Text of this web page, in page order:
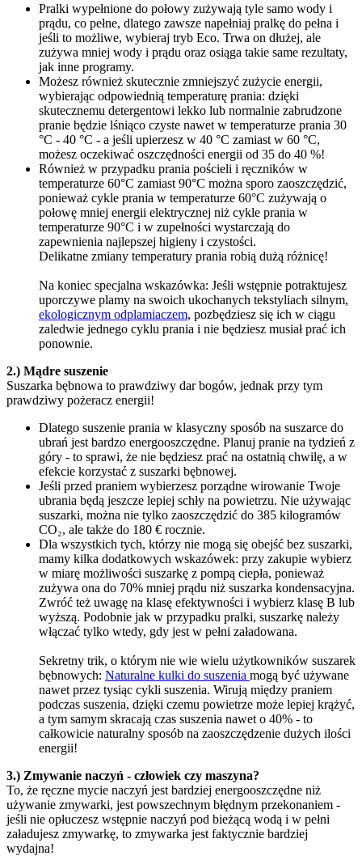
Pralki wypełnione do połowy zużywają tyle samo wody i
prądu, co pełne, dlatego zawsze napełniaj pralkę do pełna i
jeśli to możliwe, wybieraj tryb Eco. Trwa on dłużej, ale
zużywa mniej wody i prądu oraz osiąga takie same rezultaty,
jak inne programy.
Możesz również skutecznie zmniejszyć zużycie energii,
wybierając odpowiednią temperaturę prania: dzięki
skutecznemu detergentowi lekko lub normalnie zabrudzone
pranie będzie lśniąco czyste nawet w temperaturze prania 30
°C - 40 °C - a jeśli upierzesz w 40 °C zamiast w 60 °C,
możesz oczekiwać oszczędności energii od 35 do 40 %!
Również w przypadku prania pościeli i ręczników w
temperaturze 60°C zamiast 90°C można sporo zaoszczędzić,
ponieważ cykle prania w temperaturze 60°C zużywają o
połowę mniej energii elektrycznej niż cykle prania w
temperaturze 90°C i w zupełności wystarczają do
zapewnienia najlepszej higieny i czystości.
Delikatne zmiany temperatury prania robią dużą różnicę!
Na koniec specjalna wskazówka: Jeśli wstępnie potraktujesz
uporczywe plamy na swoich ukochanych tekstyliach silnym,
ekologicznym odplamiaczem, pozbędziesz się ich w ciągu
zaledwie jednego cyklu prania i nie będziesz musiał prać ich
ponownie.
2.) Mądre suszenie
Suszarka bębnowa to prawdziwy dar bogów, jednak przy tym
prawdziwy pożeracz energii!
Dlatego suszenie prania w klasyczny sposób na suszarce do
ubrań jest bardzo energooszczędne. Planuj pranie na tydzień z
góry - to sprawi, że nie będziesz prać na ostatnią chwilę, a w
efekcie korzystać z suszarki bębnowej.
Jeśli przed praniem wybierzesz porządne wirowanie Twoje
ubrania będą jeszcze lepiej schły na powietrzu. Nie używając
suszarki, można nie tylko zaoszczędzić do 385 kilogramów
CO₂, ale także do 180 € rocznie.
Dla wszystkich tych, którzy nie mogą się obejść bez suszarki,
mamy kilka dodatkowych wskazówek: przy zakupie wybierz
w miarę możliwości suszarkę z pompą ciepła, ponieważ
zużywa ona do 70% mniej prądu niż suszarka kondensacyjna.
Zwróć też uwagę na klasę efektywności i wybierz klasę B lub
wyższą. Podobnie jak w przypadku pralki, suszarkę należy
włączać tylko wtedy, gdy jest w pełni załadowana.
Sekretny trik, o którym nie wie wielu użytkowników suszarek
bębnowych: Naturalne kulki do suszenia mogą być używane
nawet przez tysiąc cykli suszenia. Wirują między praniem
podczas suszenia, dzięki czemu powietrze może lepiej krążyć,
a tym samym skracają czas suszenia nawet o 40% - to
całkowicie naturalny sposób na zaoszczędzenie dużych ilości
energii!
3.) Zmywanie naczyń - człowiek czy maszyna?
To, że ręczne mycie naczyń jest bardziej energooszczędne niż
używanie zmywarki, jest powszechnym błędnym przekonaniem -
jeśli nie opłuczesz wstępnie naczyń pod bieżącą wodą i w pełni
załadujesz zmywarkę, to zmywarka jest faktycznie bardziej
wydajna!